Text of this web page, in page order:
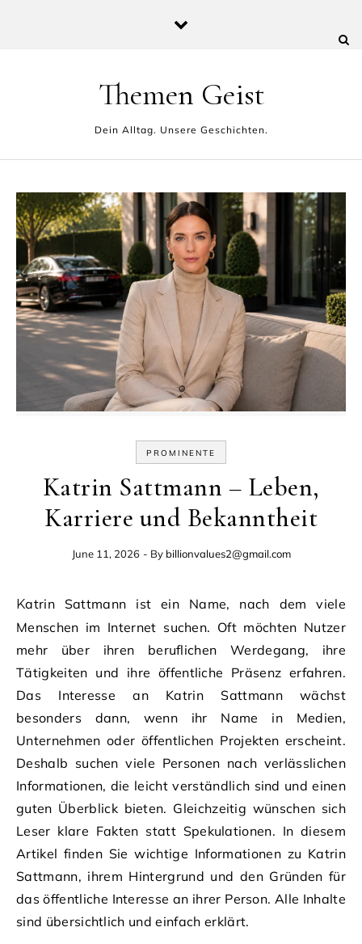
Themen Geist
Dein Alltag. Unsere Geschichten.
PROMINENTE
Katrin Sattmann – Leben,
Karriere und Bekanntheit
June 11, 2026 - By billionvalues2@gmail.com
Katrin Sattmann ist ein Name, nach dem viele
Menschen im Internet suchen. Oft möchten Nutzer
mehr über ihren beruflichen Werdegang, ihre
Tätigkeiten und ihre öffentliche Präsenz erfahren.
Das Interesse an Katrin Sattmann wächst
besonders dann, wenn ihr Name in Medien,
Unternehmen oder öffentlichen Projekten erscheint.
Deshalb suchen viele Personen nach verlässlichen
Informationen, die leicht verständlich sind und einen
guten Überblick bieten. Gleichzeitig wünschen sich
Leser klare Fakten statt Spekulationen. In diesem
Artikel finden Sie wichtige Informationen zu Katrin
Sattmann, ihrem Hintergrund und den Gründen für
das öffentliche Interesse an ihrer Person. Alle Inhalte
sind übersichtlich und einfach erklärt.